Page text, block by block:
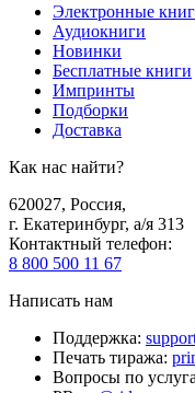
Электронные
Аудиокниги
Новинки
Бесплатные книги
Импринты
Подборки
Доставка
Как нас найти?
620027, Россия,
г. Екатеринбург, а/я 313
Контактный телефон:
8 800 500 11 67
Написать нам
Поддержка:
Печать тиража:
Вопросы по